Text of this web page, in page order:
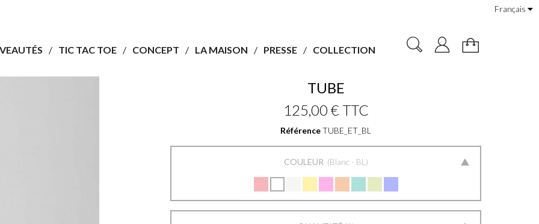
Français
TIC TAC TOE CONCEPT LA MAISON PRESSE COLLECTION
TUBE
125,00 € TTC
RéférenceTUBE_ET_BL
COULEUR Blanc - BL